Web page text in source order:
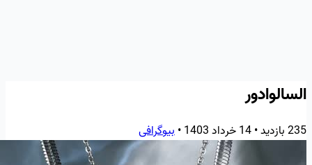
السالوادور
235 بازدید •14 خرداد 1403 •بیوگرافی